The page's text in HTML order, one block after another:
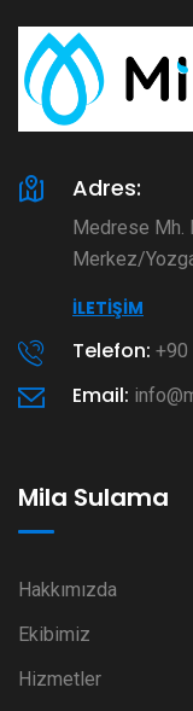
Adres:
Medrese Mh.
Merkez/
İLETIŞIM
Telefon: +90
Email:
Mila Sulama
Hakkımızda
Ekibimiz
Hizmetler